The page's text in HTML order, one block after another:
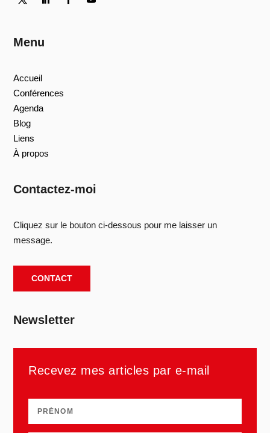
Menu
Accueil
Conférences
Agenda
Blog
Liens
À propos
Contactez-moi
Cliquez sur le bouton ci-dessous pour me laisser un
message.
CONTACT
Newsletter
Recevez mes articles par e-mail